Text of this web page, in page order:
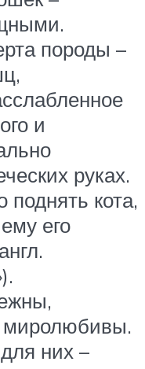
породы –
и
руках.
поднять кота,
его
них –